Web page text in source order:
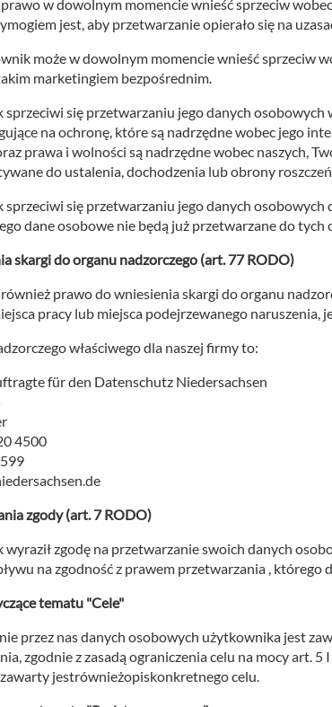
w dowolnym momencie wnieść sprzeciw
jest, aby przetwarzanie opierało się na
może w dowolnym momencie wnieść sprzeciw
marketingiem bezpośrednim.
sprzeciwi się przetwarzaniu jego danych
na ochronę, które są nadrzędne wobec jego
prawa i wolności są nadrzędne wobec naszych,
do ustalenia, dochodzenia lub obrony
sprzeciwi się przetwarzaniu jego danych
dane osobowe nie będą już przetwarzane do tych
skargi do organu nadzorczego (art. 77 RODO)
prawo do wniesienia skargi do organu
pracy lub miejsca podejrzewanego
właściwego dla naszej firmy to:
für den Datenschutz Niedersachsen
4500
zgody (art. 7 RODO)
wyraził zgodę na przetwarzanie swoich danych
na zgodność z prawem przetwarzania ,
tematu "Cele"
przez nas danych osobowych użytkownika jest
zgodnie z zasadą ograniczenia celu na mocy art.
jestrównieżopiskonkretnego celu.